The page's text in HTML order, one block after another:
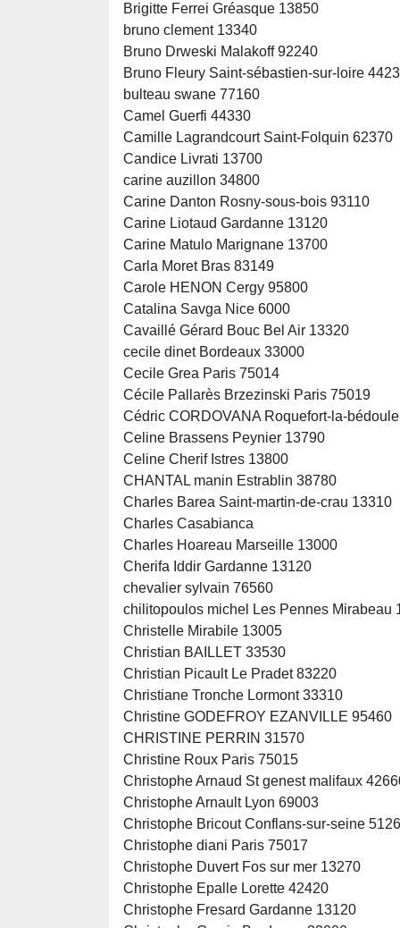
Brigitte Ferrei Gréasque 13850
bruno clement 13340
Bruno Drweski Malakoff 92240
Bruno Fleury Saint-sébastien-sur-loire
bulteau swane 77160
Camel Guerfi 44330
Camille Lagrandcourt Saint-Folquin 62370
Candice Livrati 13700
carine auzillon 34800
Carine Danton Rosny-sous-bois 93110
Carine Liotaud Gardanne 13120
Carine Matulo Marignane 13700
Carla Moret Bras 83149
Carole HENON Cergy 95800
Catalina Savga Nice 6000
Cavaillé Gérard Bouc Bel Air 13320
cecile dinet Bordeaux 33000
Cecile Grea Paris 75014
Cécile Pallarès Brzezinski Paris 75019
Cédric CORDOVANA Roquefort-la-
Celine Brassens Peynier 13790
Celine Cherif Istres 13800
CHANTAL manin Estrablin 38780
Charles Barea Saint-martin-de-crau 13310
Charles Casabianca
Charles Hoareau Marseille 13000
Cherifa Iddir Gardanne 13120
chevalier sylvain 76560
chilitopoulos michel Les Pennes Mirabeau
Christelle Mirabile 13005
Christian BAILLET 33530
Christian Picault Le Pradet 83220
Christiane Tronche Lormont 33310
Christine GODEFROY EZANVILLE 95460
CHRISTINE PERRIN 31570
Christine Roux Paris 75015
Christophe Arnaud St genest malifaux
Christophe Arnault Lyon 69003
Christophe Bricout Conflans-sur-seine
Christophe diani Paris 75017
Christophe Duvert Fos sur mer 13270
Christophe Epalle Lorette 42420
Christophe Fresard Gardanne 13120